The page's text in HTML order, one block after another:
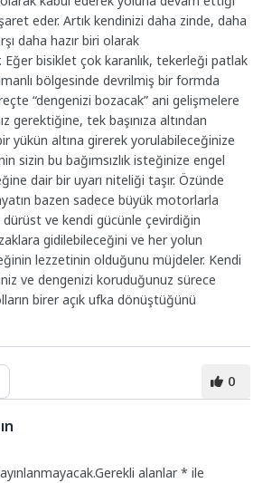
eder. Artık kendinizi daha zinde, daha
daha hazır biri olarak
Eğer bisiklet çok karanlık, tekerleği patlak
bölgesinde devrilmiş bir formda
“dengenizi bozacak” ani gelişmelere
gerektiğine, tek başınıza altından
yükün altına girerek yorulabileceğinize
sizin bu bağımsızlık isteğinize engel
dair bir uyarı niteliği taşır. Özünde
bazen sadece büyük motorlarla
ve kendi gücünle çevirdiğin
gidilebileceğini ve her yolun
lezzetinin olduğunu müjdeler. Kendi
ve dengenizi koruduğunuz sürece
birer açık ufka dönüştüğünü
0
Gerekli alanlar* ile